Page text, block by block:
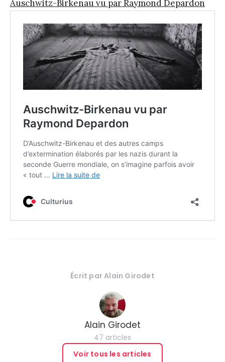
Auschwitz-Birkenau vu par Raymond Depardon
Écrit parAlain Girodet
Alain Girodet
47 articles
Voir tous les articles